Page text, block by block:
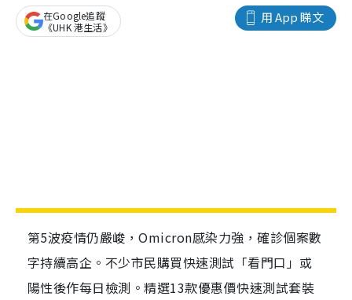
用 App 睇文
在Google追蹤
《UHK 港生活》
第5波疫情仍嚴峻，Omicron感染力強，確診個案數
字持續高企。不少市民購買快速測試「看門口」或
陽性後作每日檢測。精選13款優惠價快速測試套裝